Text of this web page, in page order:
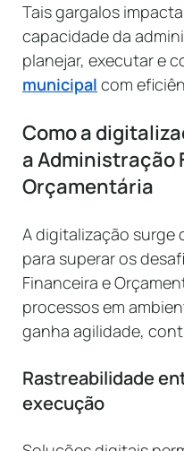
Tais gargalos
capacidade da
planejar, executar e
municipal com
Como a
a Administração
Orçamentária
A digitalização surge
para superar os
Financeira e
processos em
ganha agilidade,
Rastreabilidade
execução